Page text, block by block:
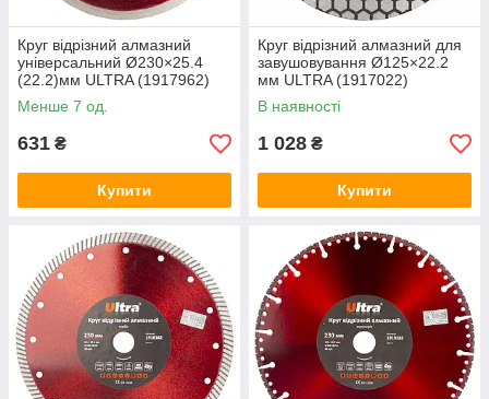
Круг відрізний алмазний
універсальний Ø230×25.4
(22.2)мм ULTRA (1917962)
Менше 7 од.
631 ₴
Купити
Круг відрізний алмазний для
завушовування Ø125×22.2
мм ULTRA (1917022)
В наявності
1 028 ₴
Купити